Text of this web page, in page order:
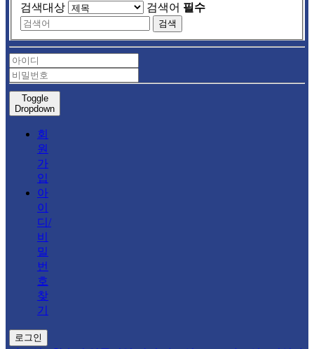
검색대상
검색어 필수
검색
Toggle
Dropdown
회
원
가
입
아
이
디/
비
밀
번
호
찾
기
로그인